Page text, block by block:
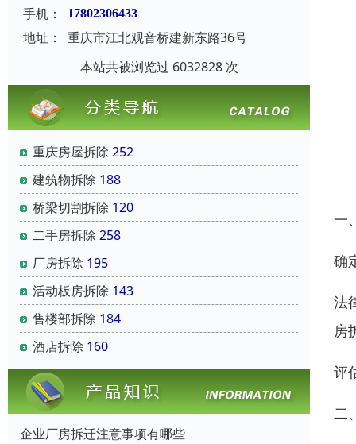
手机：
17802306433
地址：
重庆市江北观音桥建新东路36号
本站共被浏览过 6032828 次
重庆房屋拆除 252
建筑物拆除 188
桥梁切割拆除 120
二手房拆除 258
厂房拆除 195
活动板房拆除 143
售楼部拆除 184
酒店拆除 160
企业厂房拆迁注意事项有哪些
一
确
法
房
评
二